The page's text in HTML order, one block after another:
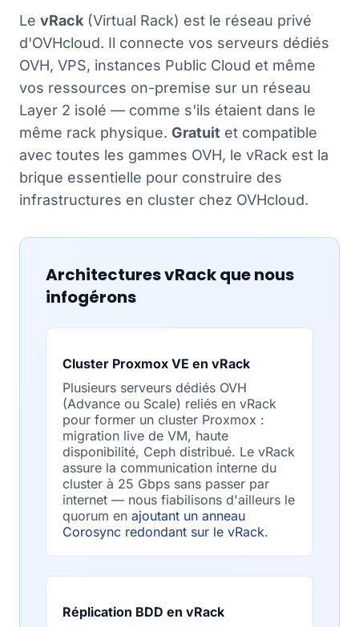
Le vRack (Virtual Rack) est le réseau privé
d'OVHcloud. Il connecte vos serveurs dédiés
OVH, VPS, instances Public Cloud et même
vos ressources on-premise sur un réseau
Layer 2 isolé — comme s'ils étaient dans le
même rack physique. Gratuit et compatible
avec toutes les gammes OVH, le vRack est la
brique essentielle pour construire des
infrastructures en cluster chez OVHcloud.
Architectures vRack que nous
infogérons
Cluster Proxmox VE en vRack
Plusieurs serveurs dédiés OVH
(Advance ou Scale) reliés en vRack
pour former un cluster Proxmox :
migration live de VM, haute
disponibilité, Ceph distribué. Le vRack
assure la communication interne du
cluster à 25 Gbps sans passer par
internet — nous fiabilisons d'ailleurs le
quorum en ajoutant un anneau
Corosync redondant sur le vRack.
Réplication BDD en vRack